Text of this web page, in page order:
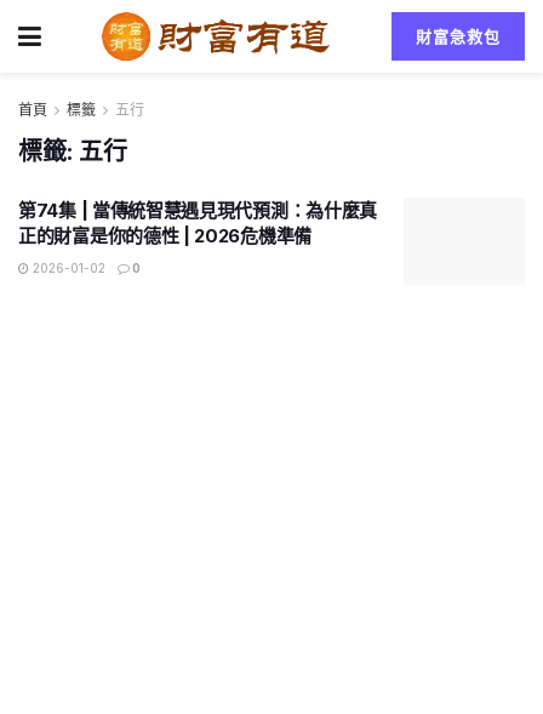
財富急救包
首頁 標籤 五行
標籤: 五行
第74集 | 當傳統智慧遇見現代預測：為什麼真
正的財富是你的德性 | 2026危機準備
2026-01-02 0